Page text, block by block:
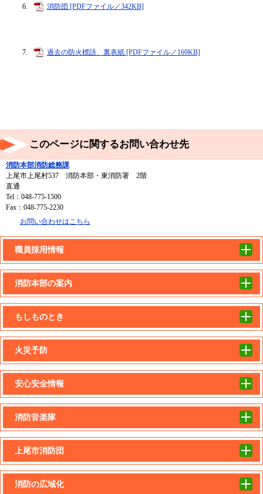
消防団 [PDFファイル／342KB]
過去の防火標語、裏表紙 [PDFファイル／169KB]
このページに関するお問い合わせ先
消防本部消防総務課
上尾市上尾村537 消防本部・東消防署 2階
直通
Tel：048-775-1500
Fax：048-775-2230
お問い合わせはこちら
職員採用情報
消防本部の案内
もしものとき
火災予防
安心安全情報
消防音楽隊
上尾市消防団
消防の広域化